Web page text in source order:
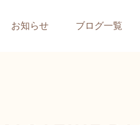
お知らせ ブログ一覧